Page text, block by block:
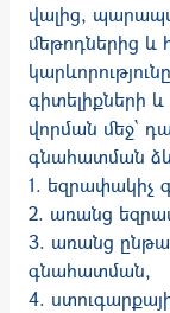
վալից,
մեթոդներից և
գի­տելիք­նե­րի
վորման մեջ՝
գնահատման
1. եզրափակիչ
2. առանց
3. առանց
գնահատման,
4.